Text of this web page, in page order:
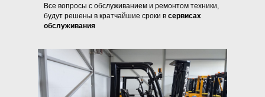
Все вопросы с обслуживанием и ремонтом техники,
будут решены в кратчайшие сроки в сервисах
обслуживания